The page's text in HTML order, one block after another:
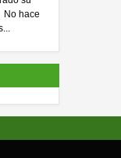
No hace